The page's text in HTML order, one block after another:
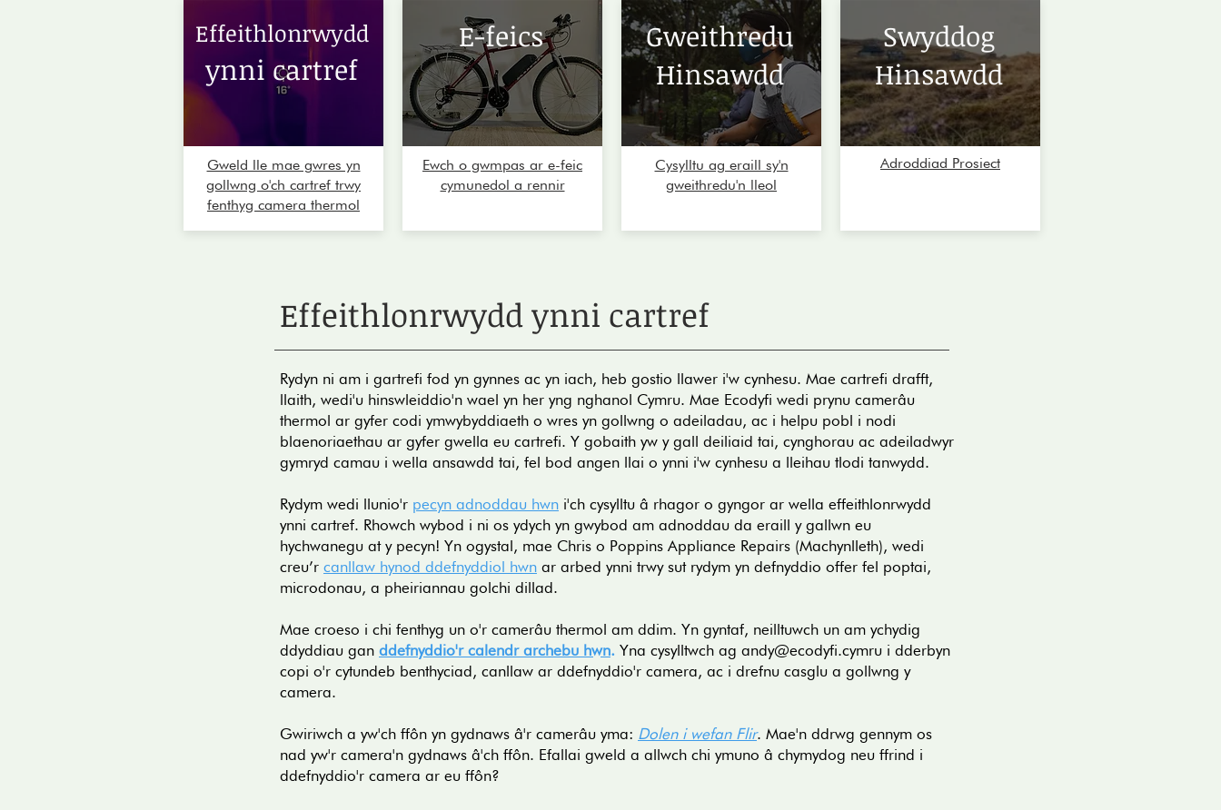
Effeithlonrwydd
ynni cartref
Gweld lle mae gwres yn
gollwng o'ch cartref trwy
fenthyg camera thermol
E-feics
Ewch o gwmpas ar e-feic
cymunedol a rennir
Gweithredu
Hinsawdd​
Cysylltu ag eraill sy'n
gweithredu'n lleol
Swyddog
Hinsawdd
Adroddiad Prosiect
Effeithlonrwydd ynni cartref
Rydyn ni am i gartrefi fod yn gynnes ac yn iach, heb gostio llawer i'w cynhesu. Mae cartrefi drafft,
llaith, wedi'u hinswleiddio'n wael yn her yng nghanol Cymru. Mae Ecodyfi wedi prynu camerâu
thermol ar gyfer codi ymwybyddiaeth o wres yn gollwng o adeiladau, ac i helpu pobl i nodi
blaenoriaethau ar gyfer gwella eu cartrefi. Y gobaith yw y gall deiliaid tai, cynghorau ac adeiladwyr
gymryd camau i wella ansawdd tai, fel bod angen llai o ynni i'w cynhesu a lleihau tlodi tanwydd.
Rydym wedi llunio'r pecyn adnoddau hwn i'ch cysylltu â rhagor o gyngor ar wella effeithlonrwydd
ynni cartref. Rhowch wybod i ni os ydych yn gwybod am adnoddau da eraill y gallwn eu
hychwanegu at y pecyn! Yn ogystal, mae Chris o Poppins Appliance Repairs (Machynlleth), wedi
creu’r canllaw hynod ddefnyddiol hwn ar arbed ynni trwy sut rydym yn defnyddio offer fel poptai,
microdonau, a pheiriannau golchi dillad.
Mae croeso i chi fenthyg un o'r camerâu thermol am ddim. Yn gyntaf, neilltuwch un am ychydig
ddyddiau gan ddefnyddio'r calendr archebu hwn. Yna cysylltwch ag andy@ecodyfi.cymru i dderbyn
copi o'r cytundeb benthyciad, canllaw ar ddefnyddio'r camera, ac i drefnu casglu a gollwng y
camera.
Gwiriwch a yw'ch ffôn yn gydnaws â'r camerâu yma: Dolen i wefan Flir. Mae'n ddrwg gennym os
nad yw'r camera'n gydnaws â'ch ffôn. Efallai gweld a allwch chi ymuno â chymydog neu ffrind i
ddefnyddio'r camera ar eu ffôn?